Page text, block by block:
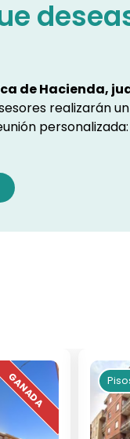
de Hacienda,
realizarán
personalizada: